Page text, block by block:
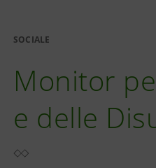
SOCIALE
Monitor
e delle